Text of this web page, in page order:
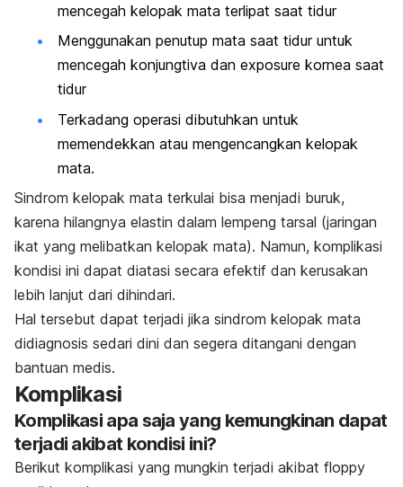
mencegah kelopak mata terlipat saat tidur
Menggunakan penutup mata saat tidur untuk
mencegah konjungtiva dan exposure kornea saat
tidur
Terkadang operasi dibutuhkan untuk
memendekkan atau mengencangkan kelopak
mata.
Sindrom kelopak mata terkulai bisa menjadi buruk,
karena hilangnya elastin dalam lempeng tarsal (jaringan
ikat yang melibatkan kelopak mata). Namun, komplikasi
kondisi ini dapat diatasi secara efektif dan kerusakan
lebih lanjut dari dihindari.
Hal tersebut dapat terjadi jika sindrom kelopak mata
didiagnosis sedari dini dan segera ditangani dengan
bantuan medis.
Komplikasi
Komplikasi apa saja yang kemungkinan dapat
terjadi akibat kondisi ini?
Berikut komplikasi yang mungkin terjadi akibat floppy